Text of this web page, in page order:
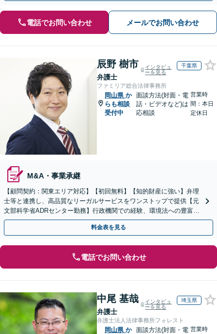
電話でお問い合わせ メールでお問い合わせ
辰野 樹市
弁護士
インタビュ
ーを見る
千葉県
ファミリア総合法律事務所
岡山県 か
らも相談
受付中
面談方法(対面・電
話・ビデオなど)は
応相談
営業時
間：本日
定休日
M&A・事業承継
【顧問契約：関東エリア対応】【初回無料】【知的財産に強い】弁理
士等と連携し、高品質なリーガルサービスをワンストップで提供【元
文部科学省ADRセンター勤務】行政機関での経験、環境法への豊富な
知識を活かし、事業者さまの抱える問題を解決へ導きます
料金表を見る
電話でお問い合わせ
中尾 基哉
弁護士
インタビュ
ーを見る
埼玉県
弁護士法人法律事務所フォレスト
岡山県 か 面談方法(対面・電 営業時